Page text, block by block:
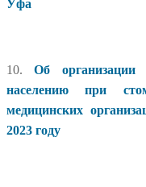
Уфа
10.Об организации
населению при
медицинских
2023 году